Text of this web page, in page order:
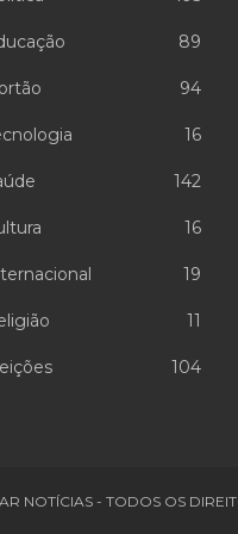
89
94
16
142
16
19
11
104
NOTÍCIAS - TODOS OS